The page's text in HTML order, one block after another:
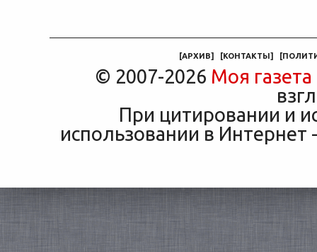
[АРХИВ] [КОНТАКТЫ] [
© 2007-2026 Моя газета
При цитировании и
использовании в Интернет